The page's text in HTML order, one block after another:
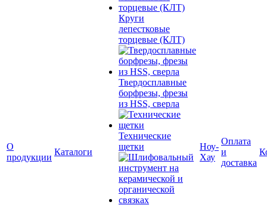
О
продукции
Каталоги
Круги
лепестковые
торцевые (КЛТ)
Твердосплавные
борфрезы, фрезы
из HSS, сверла
Технические
щетки
Ноу-
Хау
Оплата
и
доставка